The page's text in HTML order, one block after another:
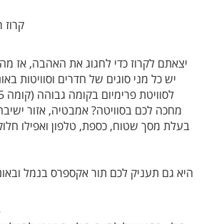
יצאתם לקרוז כדי לחגוג את האהבה, אז
יש כל מני סוגים של חדרים וסוויטות
מחכה לכם בסוויטה? אמבטיה, אזור ישיבה
בעלת מסך שטוח, כספת, טלפון ואפילו